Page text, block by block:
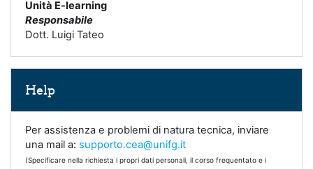
Unità E-learning
Responsabile
Dott. Luigi Tateo
Help
Per assistenza e problemi di natura tecnica, inviare
una mail a: supporto.cea@unifg.it
(Specificare nella richiesta i propri dati personali, il corso frequentato e i